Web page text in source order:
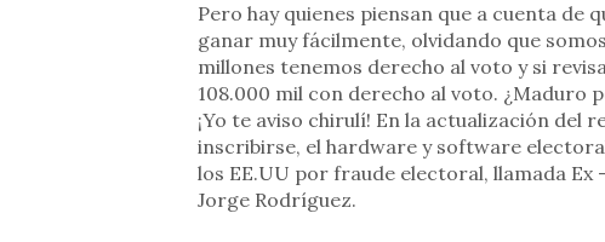
Pero hay quienes piensan que a cuenta de
ganar muy fácilmente, olvidando que
millones tenemos derecho al voto y si
108.000 mil con derecho al voto. ¿Maduro
¡Yo te aviso chirulí! En la actualización
inscribirse, el hardware y software
los EE.UU por fraude electoral, llamada
Jorge Rodríguez.